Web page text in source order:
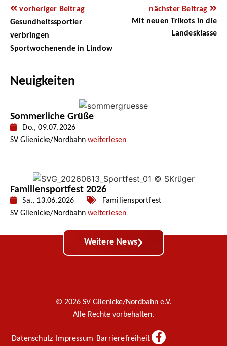
vorheriger Beitrag
Gesundheitssportler
verbringen
Sportwochenende in Lindow
nächster Beitrag
Mit neuen Trikots in die
Landesklasse
Neuigkeiten
Sommerliche Grüße
Do., 09.07.2026
SV Glienicke/Nordbahn weiterlesen
Familiensportfest 2026
Sa., 13.06.2026
Familiensportfest
SV Glienicke/Nordbahn weiterlesen
Weitere News
© 2026 SV Glienicke/Nordbahn e.V.
Alle Rechte vorbehalten.
Datenschutz Impressum Barrierefreiheit